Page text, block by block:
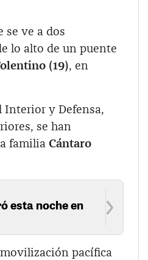
se ve a dos
lo alto de un puente
(19), en
Interior y Defensa,
se han
familia Cántaro
esta noche en
pacífica